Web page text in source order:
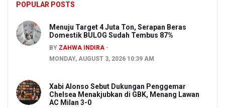
POPULAR POSTS
Menuju Target 4 Juta Ton, Serapan Beras
Domestik BULOG Sudah Tembus 87%
BY ZAHWA INDIRA
MONDAY, AUGUST 3, 2026 10:39 AM
Xabi Alonso Sebut Dukungan Penggemar
Chelsea Menakjubkan di GBK, Menang Lawan
AC Milan 3-0